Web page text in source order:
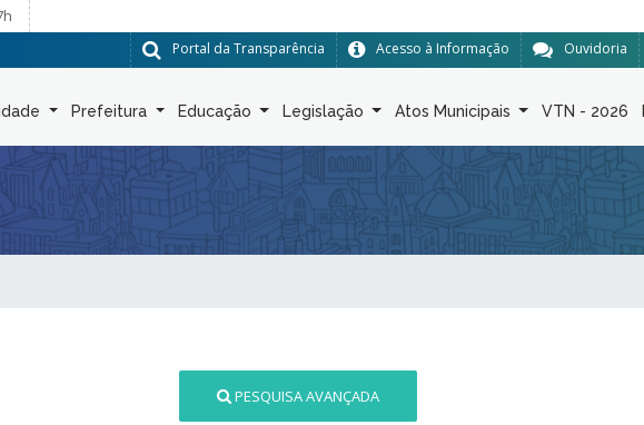
Ouvidoria
Acesso à Informação
Portal da Transparência
Prefeitura Educação Legislação Atos Municipais VTN - 2026
PESQUISA AVANÇADA